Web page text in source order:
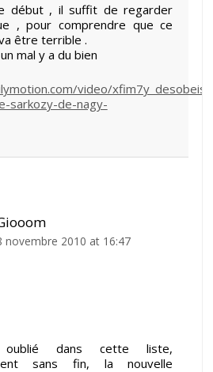
début , il suffit de regarder
, pour comprendre que ce
être terrible .
mal y a du bien
video/
sarkozy-de-nagy-
novembre 2010 at 16:47
dans cette liste,
sans fin, la nouvelle